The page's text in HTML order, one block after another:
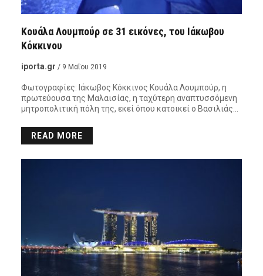
Κουάλα Λουμπούρ σε 31 εικόνες, του Ιάκωβου
Κόκκινου
iporta.gr / 9 Μαΐου 2019
Φωτογραφίες: Ιάκωβος Κόκκινος Κουάλα Λουμπούρ, η
πρωτεύουσα της Μαλαισίας, η ταχύτερη αναπτυσσόμενη
μητροπολιτική πόλη της, εκεί όπου κατοικεί ο Βασιλιάς…
READ MORE